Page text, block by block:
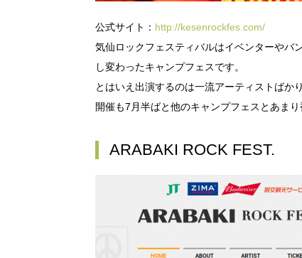
公式サイト： http://kesenrockfes.com/
気仙ロックフェスティバルはイベンターやバ
し変わったキャンプフェスです。
とはいえ出演するのは一流アーティストばか
開催も7月半ばと他のキャンプフェスとあま
ARABAKI ROCK FEST.